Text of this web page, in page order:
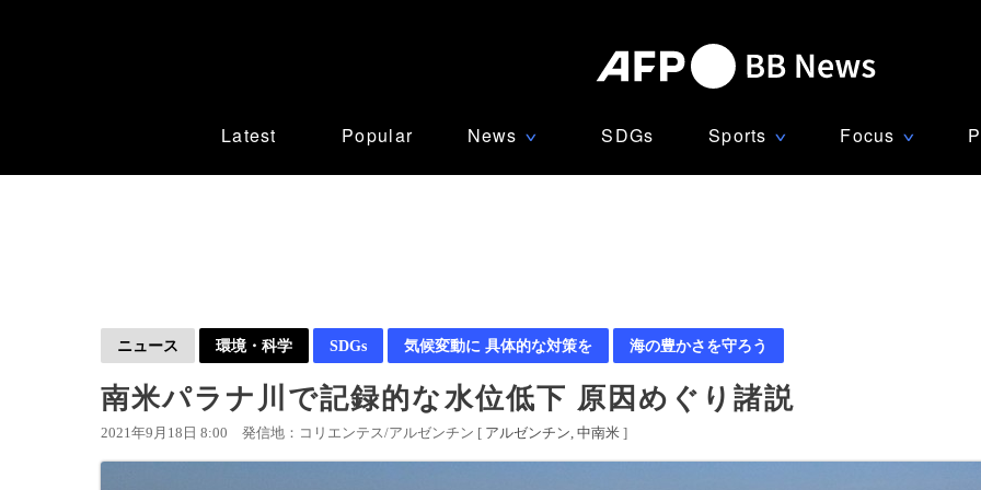
Latest Popular News ∨ SDGs Sports ∨ Focus ∨
ニュース 環境・科学 SDGs 気候変動に 具体的な対策を 海の豊かさを守ろう
南米パラナ川で記録的な水位低下 原因めぐり諸説
2021年9月18日 8:00 発信地：コリエンテス/アルゼンチン [ アルゼンチン 中南米 ]